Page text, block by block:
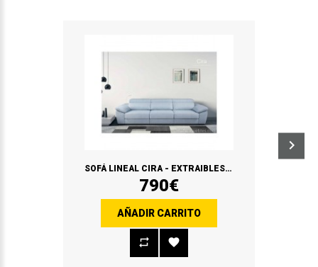
SOFÁ LINEAL CIRA - EXTRAIBLES DE GRAN APERTURA
790€
AÑADIR CARRITO